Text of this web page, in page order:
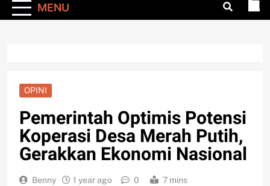
MENU
OPINI
Pemerintah Optimis Potensi
Koperasi Desa Merah Putih,
Gerakkan Ekonomi Nasional
Benny 1 year ago 0 7 mins